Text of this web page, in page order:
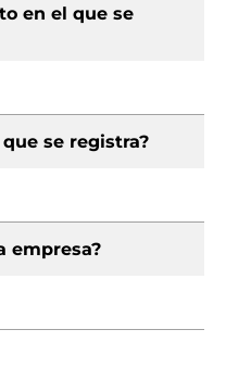
en el que se
se registra?
empresa?